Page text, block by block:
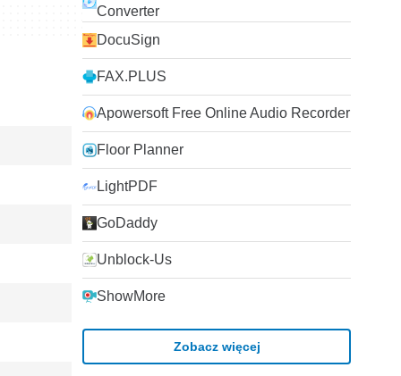
Converter
DocuSign
FAX.PLUS
Apowersoft Free Online Audio Recorder
Floor Planner
LightPDF
GoDaddy
Unblock-Us
ShowMore
Zobacz więcej